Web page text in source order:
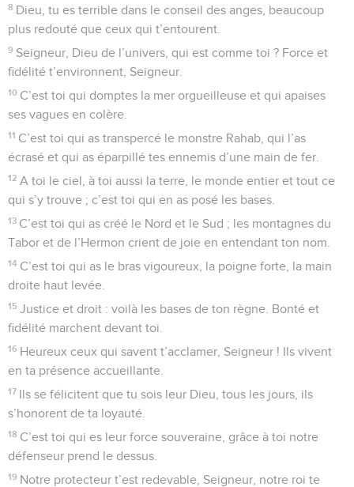
8 Dieu, tu es terrible dans le conseil des anges, beaucoup
plus redouté que ceux qui t’entourent.
9 Seigneur, Dieu de l’univers, qui est comme toi ? Force et
fidélité t’environnent, Seigneur.
10 C’est toi qui domptes la mer orgueilleuse et qui apaises
ses vagues en colère.
11 C’est toi qui as transpercé le monstre Rahab, qui l’as
écrasé et qui as éparpillé tes ennemis d’une main de fer.
12 A toi le ciel, à toi aussi la terre, le monde entier et tout ce
qui s’y trouve ; c’est toi qui en as posé les bases.
13 C’est toi qui as créé le Nord et le Sud ; les montagnes du
Tabor et de l’Hermon crient de joie en entendant ton nom.
14 C’est toi qui as le bras vigoureux, la poigne forte, la main
droite haut levée.
15 Justice et droit : voilà les bases de ton règne. Bonté et
fidélité marchent devant toi.
16 Heureux ceux qui savent t’acclamer, Seigneur ! Ils vivent
en ta présence accueillante.
17 Ils se félicitent que tu sois leur Dieu, tous les jours, ils
s’honorent de ta loyauté.
18 C’est toi qui es leur force souveraine, grâce à toi notre
défenseur prend le dessus.
19 Notre protecteur t’est redevable, Seigneur, notre roi te